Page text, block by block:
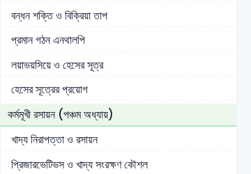
বন্ধন শক্তি ও বিক্রিয়া তাপ
প্রমান গঠন এনথালপি
লয়াভয়সিয়ে ও হেসের সূত্র
হেসের সূত্রের প্রয়োগ
কর্মমূখী রসায়ন (পঞ্চম অধ্যায়)
খাদ্য নিরাপত্তা ও রসায়ন
প্রিজারভেটিভস ও খাদ্য সংরক্ষণ কৌশল